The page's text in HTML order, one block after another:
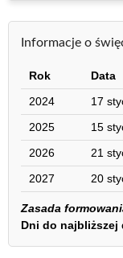
Informacje o
Rok Data
2024
17
2025
15
2026
21
2027
20
Zasada
Dni do najbliższej